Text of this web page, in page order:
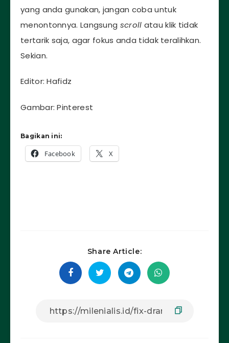
yang anda gunakan, jangan coba untuk
menontonnya. Langsung scroll atau klik tidak
tertarik saja, agar fokus anda tidak teralihkan.
Sekian.
Editor: Hafidz
Gambar: Pinterest
Bagikan ini:
Facebook X
Share Article: